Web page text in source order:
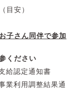
目安）
子さん同伴で参加
ください
給認定通知書
業利用調整結果通